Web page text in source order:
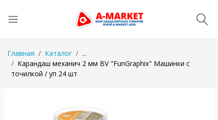
Главная Каталог
...
Карандаш механич 2 мм BV "FunGraphix" Машинки с
точилкой / уп 24 шт